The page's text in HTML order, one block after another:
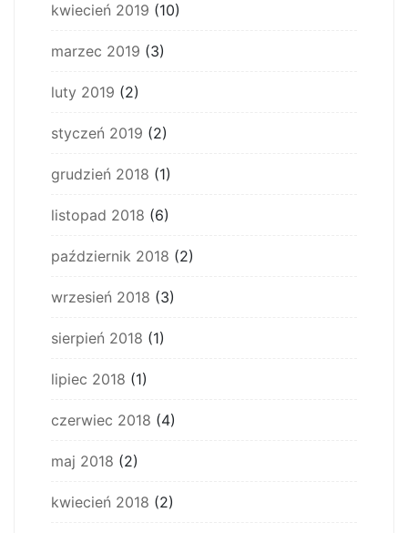
kwiecień 2019 (10)
marzec 2019 (3)
luty 2019 (2)
styczeń 2019 (2)
grudzień 2018 (1)
listopad 2018 (6)
październik 2018 (2)
wrzesień 2018 (3)
sierpień 2018 (1)
lipiec 2018 (1)
czerwiec 2018 (4)
maj 2018 (2)
kwiecień 2018 (2)